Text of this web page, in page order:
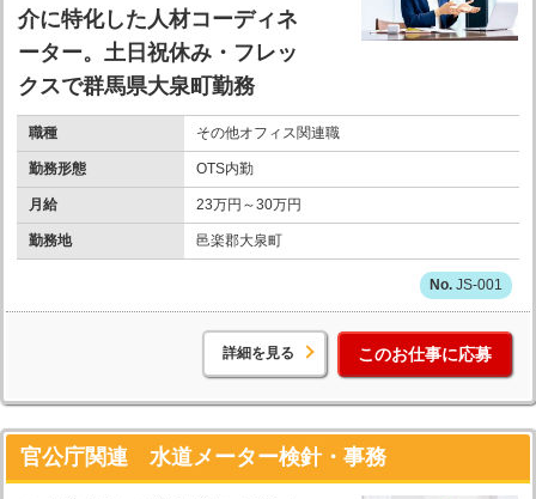
介に特化した人材コーディネ
ーター。土日祝休み・フレッ
クスで群馬県大泉町勤務
職種 その他オフィス関連職
勤務形態 OTS内勤
月給 23万円～30万円
勤務地 邑楽郡大泉町
JS-001
詳細を見る このお仕事に応募
官公庁関連 水道メーター検針・事務